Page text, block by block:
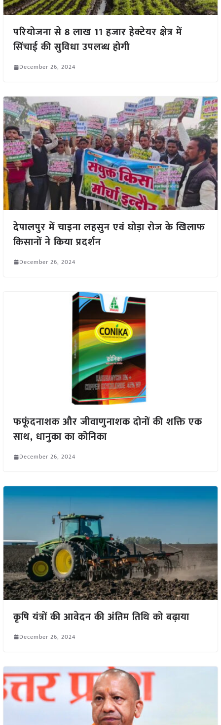
परियोजना से 8 लाख 11 हजार हेक्टेयर क्षेत्र में
सिंचाई की सुविधा उपलब्ध होगी
December 26, 2024
देपालपुर में चाइना लहसुन एवं घोड़ा रोज के खिलाफ
किसानों ने किया प्रदर्शन
December 26, 2024
फफूंदनाशक और जीवाणुनाशक दोनों की शक्ति एक
साथ, धानुका का कोनिका
December 26, 2024
कृषि यंत्रों की आवेदन की अंतिम तिथि को बढ़ाया
December 26, 2024